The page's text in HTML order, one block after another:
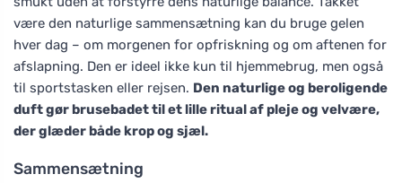
være den naturlige sammensætning kan du bruge gelen
hver dag – om morgenen for opfriskning og om aftenen for
afslapning. Den er ideel ikke kun til hjemmebrug, men også
til sportstasken eller rejsen. Den naturlige og beroligende
duft gør brusebadet til et lille ritual af pleje og velvære,
der glæder både krop og sjæl.
Sammensætning